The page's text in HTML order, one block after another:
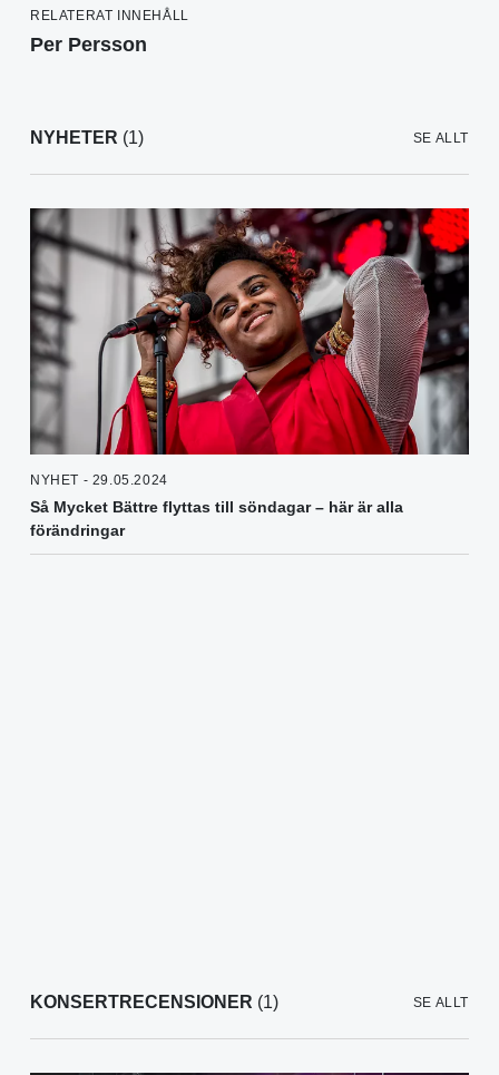
RELATERAT INNEHÅLL
Per Persson
NYHETER (1) SE ALLT
NYHET - 29.05.2024
Så Mycket Bättre flyttas till söndagar – här är alla
förändringar
KONSERTRECENSIONER (1) SE ALLT